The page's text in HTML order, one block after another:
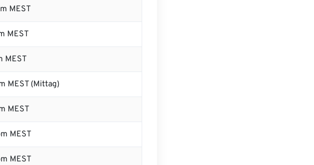
MEST
MEST
MEST
MEST (Mittag)
MEST
MEST
MEST